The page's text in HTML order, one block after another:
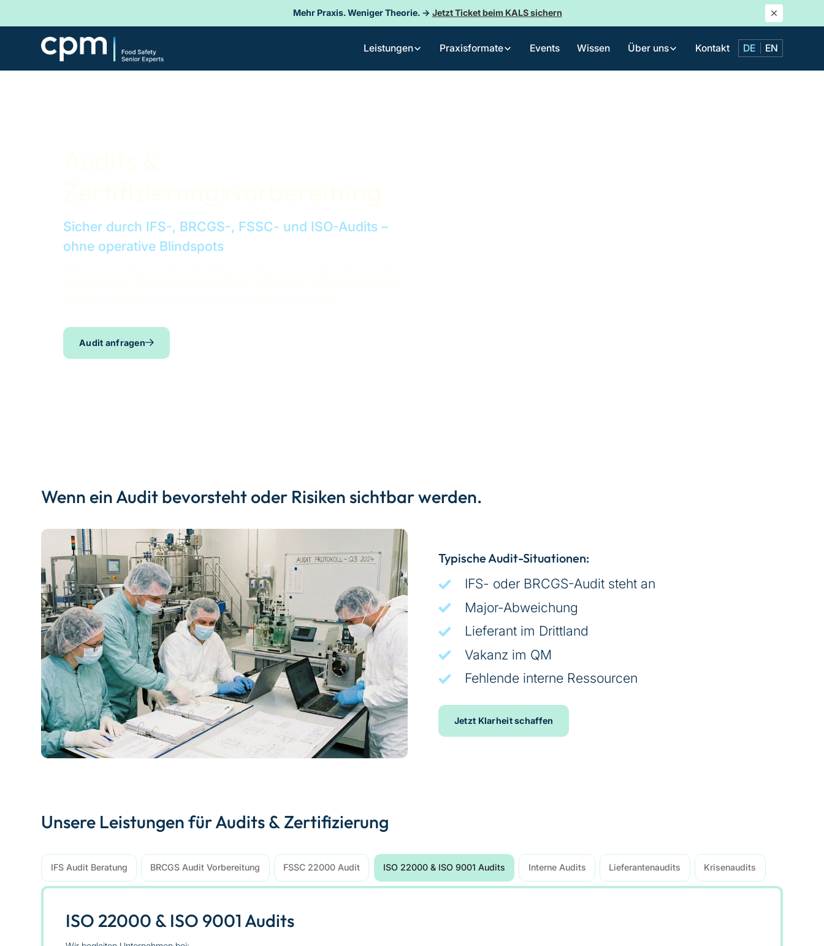
Mehr Praxis. Weniger Theorie. → Jetzt Ticket beim KALS sichern
Leistungen Praxisformate Events Wissen Über uns Kontakt DE EN
Sicher durch IFS-, BRCGS-, FSSC- und ISO-Audits –
ohne operative Blindspots
Audit anfragen
Wenn ein Audit bevorsteht oder Risiken sichtbar werden.
Typische Audit-Situationen:
IFS- oder BRCGS-Audit steht an
Major-Abweichung
Lieferant im Drittland
Vakanz im QM
Fehlende interne Ressourcen
Jetzt Klarheit schaffen
Unsere Leistungen für Audits & Zertifizierung
IFS Audit Beratung BRCGS Audit Vorbereitung FSSC 22000 Audit ISO 22000 & ISO 9001 Audits Interne Audits Lieferantenaudits Krisenaudits
ISO 22000 & ISO 9001 Audits